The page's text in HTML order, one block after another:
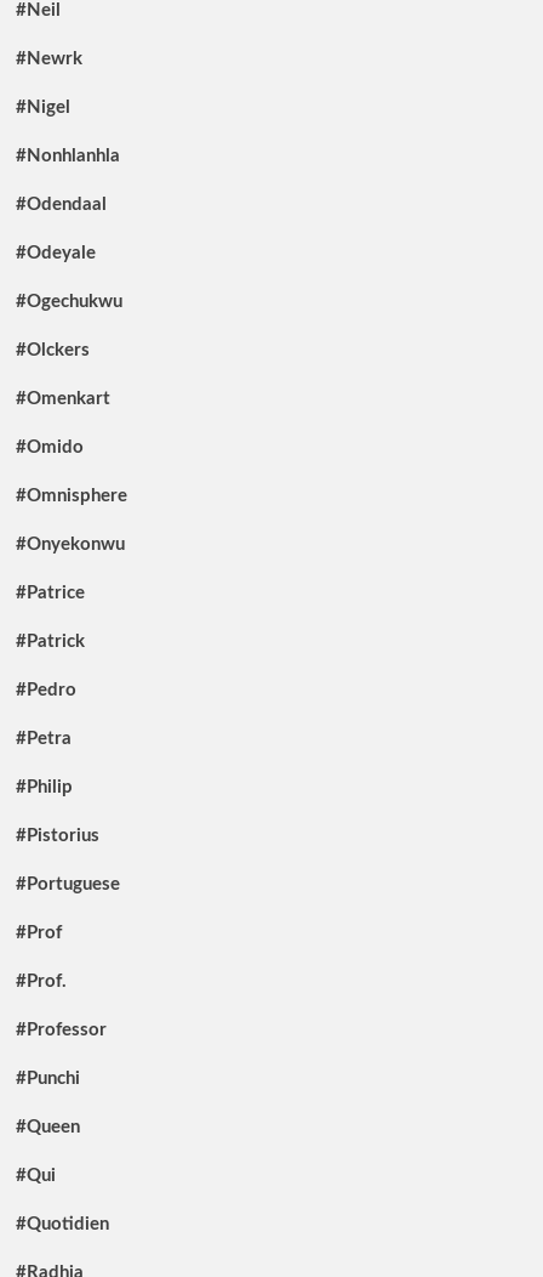
#Neil
#Newrk
#Nigel
#Nonhlanhla
#Odendaal
#Odeyale
#Ogechukwu
#Olckers
#Omenkart
#Omido
#Omnisphere
#Onyekonwu
#Patrice
#Patrick
#Pedro
#Petra
#Philip
#Pistorius
#Portuguese
#Prof
#Prof.
#Professor
#Punchi
#Queen
#Qui
#Quotidien
#Radhia